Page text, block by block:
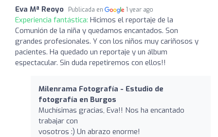
Eva Mª Reoyo Publicada en 1 year ago
Experiencia fantástica: Hicimos el reportaje de la
Comunión de la niña y quedamos encantados. Son
grandes profesionales. Y con los niños muy cariñosos y
pacientes. Ha quedado un reportaje y un álbum
espectacular. Sin duda repetiremos con ellos!!
Milenrama Fotografía - Estudio de
fotografía en Burgos
Muchísimas gracias, Eva!! Nos ha encantado
trabajar con
vosotros :) Un abrazo enorme!